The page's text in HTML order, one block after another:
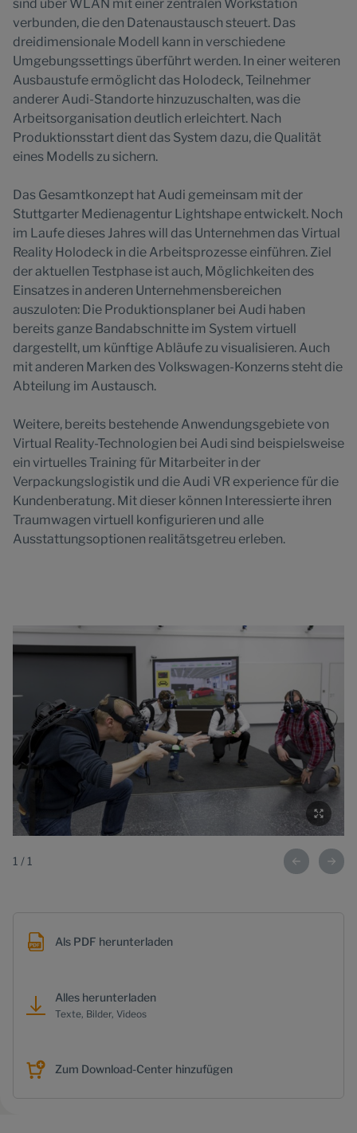
sind über WLAN mit einer zentralen Workstation
verbunden, die den Datenaustausch steuert. Das
dreidimensionale Modell kann in verschiedene
Umgebungssettings überführt werden. In einer weiteren
Ausbaustufe ermöglicht das Holodeck, Teilnehmer
anderer Audi-Standorte hinzuzuschalten, was die
Arbeitsorganisation deutlich erleichtert. Nach
Produktionsstart dient das System dazu, die Qualität
eines Modells zu sichern.
Das Gesamtkonzept hat Audi gemeinsam mit der
Stuttgarter Medienagentur Lightshape entwickelt. Noch
im Laufe dieses Jahres will das Unternehmen das Virtual
Reality Holodeck in die Arbeitsprozesse einführen. Ziel
der aktuellen Testphase ist auch, Möglichkeiten des
Einsatzes in anderen Unternehmensbereichen
auszuloten: Die Produktionsplaner bei Audi haben
bereits ganze Bandabschnitte im System virtuell
dargestellt, um künftige Abläufe zu visualisieren. Auch
mit anderen Marken des Volkswagen-Konzerns steht die
Abteilung im Austausch.
Weitere, bereits bestehende Anwendungsgebiete von
Virtual Reality-Technologien bei Audi sind beispielsweise
ein virtuelles Training für Mitarbeiter in der
Verpackungslogistik und die Audi VR experience für die
Kundenberatung. Mit dieser können Interessierte ihren
Traumwagen virtuell konfigurieren und alle
Ausstattungsoptionen realitätsgetreu erleben.
1 / 1
Als PDF herunterladen
Alles herunterladen
Texte, Bilder, Videos
Zum Download-Center hinzufügen